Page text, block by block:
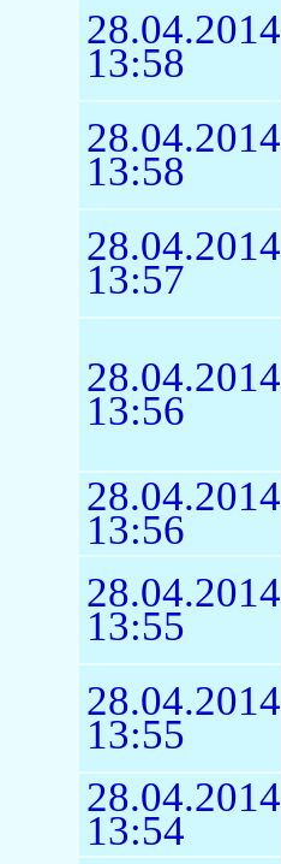
28.04.2014
13:58
28.04.2014
13:58
28.04.2014
13:57
28.04.2014
13:56
28.04.2014
13:56
28.04.2014
13:55
28.04.2014
13:55
28.04.2014
13:54